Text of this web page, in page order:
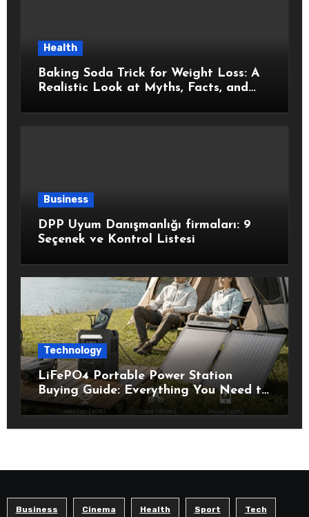
Health
Baking Soda Trick for Weight Loss: A
Realistic Look at Myths, Facts, and
Business
DPP Uyum Danışmanlığı firmaları: 9
Seçenek ve Kontrol Listesi
Technology
LiFePO4 Portable Power Station
Buying Guide: Everything You Need to
Know Before Choosing the Right
Model
Business Cinema Health Sport Tech